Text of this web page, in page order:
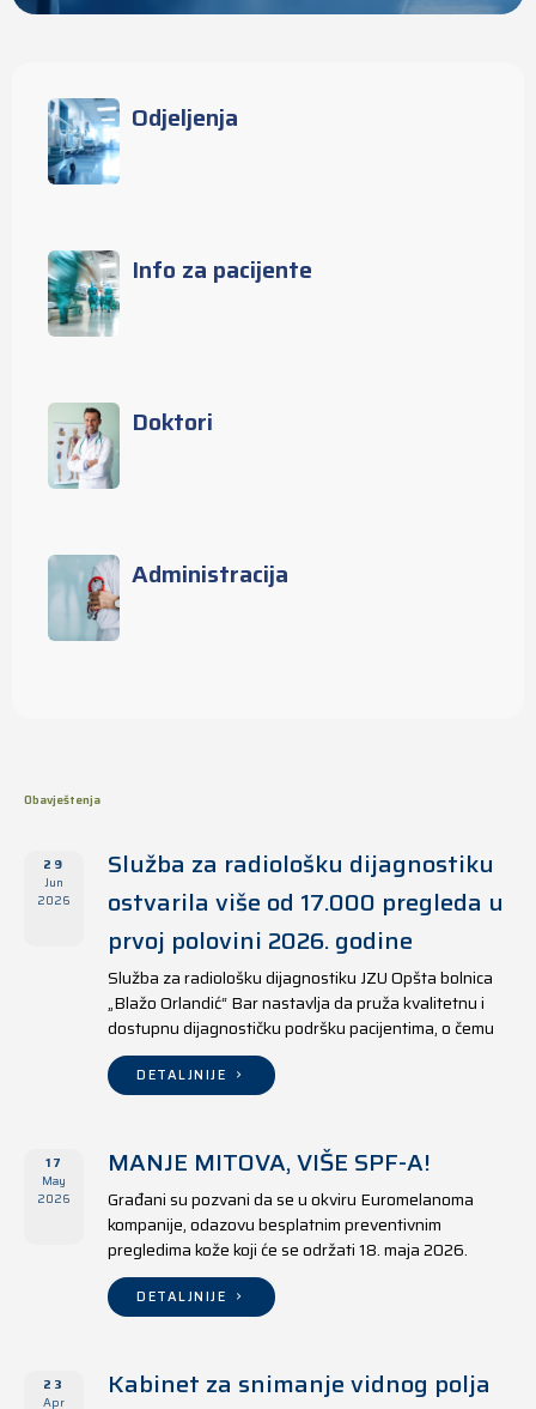
Odjeljenja
Info za pacijente
Doktori
Administracija
Obavještenja
29
Jun
2026
Služba za radiološku dijagnostiku
ostvarila više od 17.000 pregleda u
prvoj polovini 2026. godine
Služba za radiološku dijagnostiku JZU Opšta bolnica
„Blažo Orlandić“ Bar nastavlja da pruža kvalitetnu i
dostupnu dijagnostičku podršku pacijentima, o čemu
svjedoče i rezultati ostvareni u periodu od 1. januara
do 17. juna 2026. godine.
DETALJNIJE
17
May
2026
MANJE MITOVA, VIŠE SPF-A!
Građani su pozvani da se u okviru Euromelanoma
kompanije, odazovu besplatnim preventivnim
pregledima kože koji će se održati 18. maja 2026.
godine u jedanaest opština širom Crne Gore, kako u
državnim tako i u privatnim zdravstvenim ustanovama.
DETALJNIJE
23
Apr
Kabinet za snimanje vidnog polja